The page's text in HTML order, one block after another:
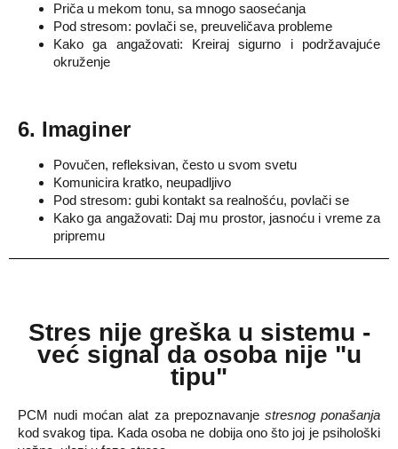
Priča u mekom tonu, sa mnogo saosećanja
Pod stresom: povlači se, preuveličava probleme
Kako ga angažovati: Kreiraj sigurno i podržavajuće
okruženje
6. Imaginer
Povučen, refleksivan, često u svom svetu
Komunicira kratko, neupadljivo
Pod stresom: gubi kontakt sa realnošću, povlači se
Kako ga angažovati: Daj mu prostor, jasnoću i vreme za
pripremu
Stres nije greška u sistemu -
već signal da osoba nije "u
tipu"
PCM nudi moćan alat za prepoznavanje stresnog ponašanja
kod svakog tipa. Kada osoba ne dobija ono što joj je psihološki